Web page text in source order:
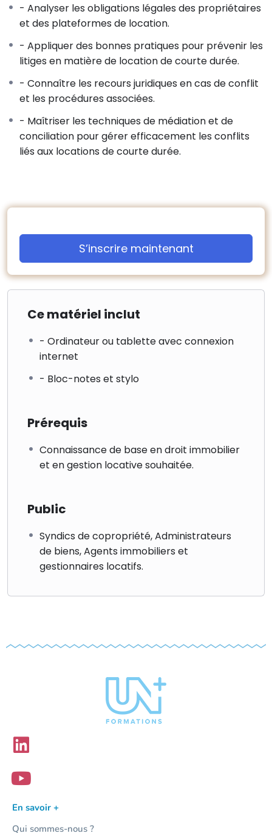
copropriété
– Conflits relatifs à l’utilisation des parties communes
III. Prévention des contentieux
Bonnes pratiques pour éviter les litiges
essentielles)
– Communication efficace avec les locataires
(transparence et information)
– Mise en place de règles internes pour la
copropriété (règlement intérieur)
(procédures internes)
Médiation et conciliation
– Processus de médiation et avantages (loi sur la
médiation)
– Techniques de résolution amiable des litiges
– Procédures judiciaires en cas de litige
- Analyser les obligations légales des propriétaires
et des plateformes de location.
- Appliquer des bonnes pratiques pour prévenir les
litiges en matière de location de courte durée.
- Connaître les recours juridiques en cas de conflit
et les procédures associées.
- Maîtriser les techniques de médiation et de
conciliation pour gérer efficacement les conflits
liés aux locations de courte durée.
S’inscrire maintenant
Ce matériel inclut
- Ordinateur ou tablette avec connexion
internet
- Bloc-notes et stylo
Prérequis
Connaissance de base en droit immobilier
et en gestion locative souhaitée.
Public
Syndics de copropriété, Administrateurs
de biens, Agents immobiliers et
gestionnaires locatifs.
En savoir +
Qui sommes-nous ?